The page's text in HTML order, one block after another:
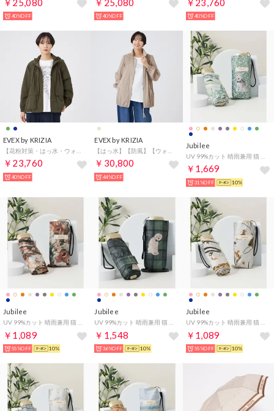
￥25,080
40%OFF
￥25,080
40%OFF
￥23,760
40%OFF
EVEX by KRIZIA
￥23,760
40%OFF
EVEX by KRIZIA
￥30,800
44%OFF
Jubilee
￥1,669
31%OFF 10%
Jubilee
￥1,089
55%OFF 10%
Jubilee
￥1,548
36%OFF 10%
Jubilee
￥1,089
55%OFF 10%